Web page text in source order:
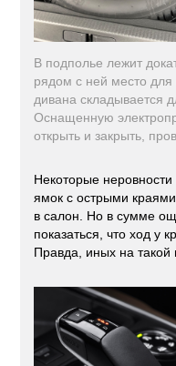
В подполье лежит
рядом с ней место
дивана складывается
Оснащенную
открыть и закрыть,
Некоторые
ямок с острыми
в салон. Но в сумме
показаться, что ход у
Правда, иных на такой